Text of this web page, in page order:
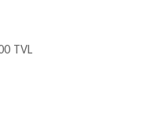
TVL